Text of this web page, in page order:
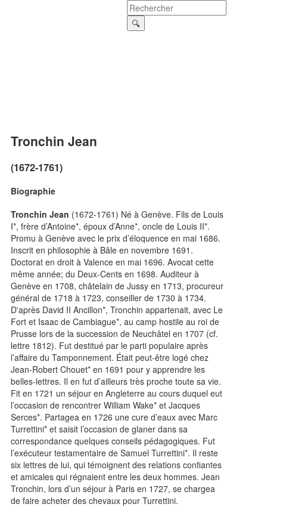
Tronchin Jean
(1672-1761)
Biographie
Tronchin Jean (1672-1761) Né à Genève. Fils de Louis
I*, frère d’Antoine*, époux d’Anne*, oncle de Louis II*.
Promu à Genève avec le prix d’éloquence en mai 1686.
Inscrit en philosophie à Bâle en novembre 1691.
Doctorat en droit à Valence en mai 1696. Avocat cette
même année; du Deux-Cents en 1698. Auditeur à
Genève en 1708, châtelain de Jussy en 1713, procureur
général de 1718 à 1723, conseiller de 1730 à 1734.
D'après David II Ancillon*, Tronchin appartenait, avec Le
Fort et Isaac de Cambiague*, au camp hostile au roi de
Prusse lors de la succession de Neuchâtel en 1707 (cf.
lettre 1812). Fut destitué par le parti populaire après
l’affaire du Tamponnement. Était peut-être logé chez
Jean-Robert Chouet* en 1691 pour y apprendre les
belles-lettres. Il en fut d’ailleurs très proche toute sa vie.
Fit en 1721 un séjour en Angleterre au cours duquel eut
l’occasion de rencontrer William Wake* et Jacques
Serces*. Partagea en 1726 une cure d’eaux avec Marc
Turrettini* et saisit l’occasion de glaner dans sa
correspondance quelques conseils pédagogiques. Fut
l’exécuteur testamentaire de Samuel Turrettini*. Il reste
six lettres de lui, qui témoignent des relations confiantes
et amicales qui régnaient entre les deux hommes. Jean
Tronchin, lors d’un séjour à Paris en 1727, se chargea
de faire acheter des chevaux pour Turrettini.